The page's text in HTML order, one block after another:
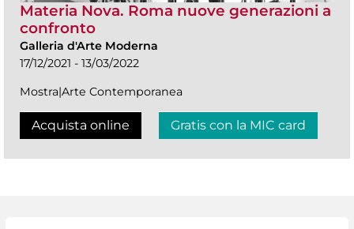
Materia Nova. Roma nuove generazioni a
confronto
Galleria d'Arte Moderna
17/12/2021 - 13/03/2022
Mostra|Arte Contemporanea
Acquista online Gratis con la MIC card